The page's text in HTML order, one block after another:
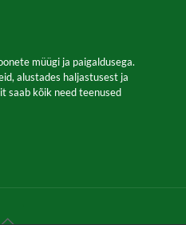
müügi ja paigaldusega.
alustades haljastusest ja
saab kõik need teenused